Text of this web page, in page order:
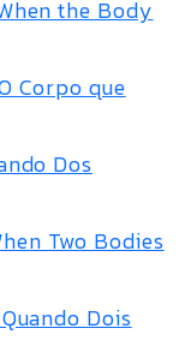
the Body
Corpo que
Dos
Two Bodies
Dois